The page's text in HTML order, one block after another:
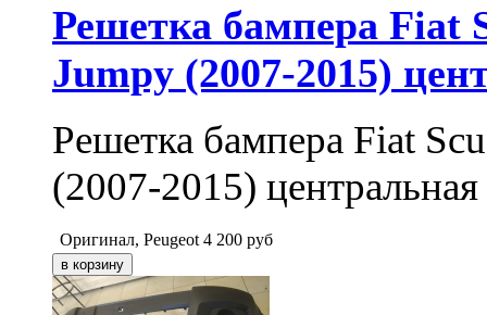
Решетка бампера Fiat
Jumpy (2007-2015)
Решетка бампера Fiat
(2007-2015) центральная
Оригинал, Peugeot 4 200 руб